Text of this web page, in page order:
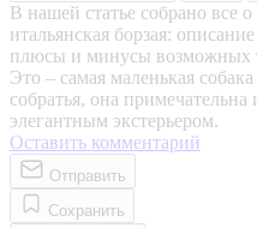
В нашей статье собрано все
итальянская борзая:
плюсы и минусы возможных
Это – самая маленькая
собратья, она
элегантным экстерьером.
Оставить комментарий
Отправить
Сохранить